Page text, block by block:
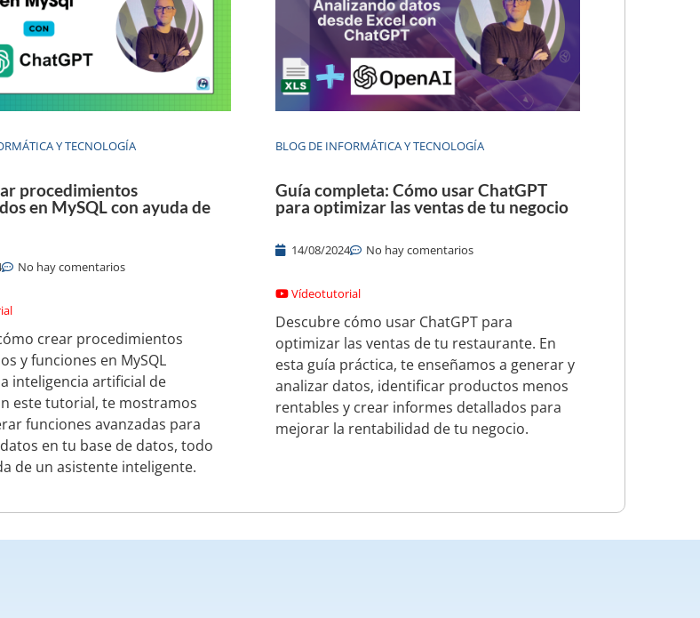
Y TECNOLOGÍA
procedimientos
en MySQL con ayuda de
No hay comentarios
crear procedimientos
y funciones en MySQL
inteligencia artificial de
este tutorial, te mostramos
funciones avanzadas para
en tu base de datos, todo
de un asistente inteligente.
BLOG DE INFORMÁTICA Y TECNOLOGÍA
Guía completa: Cómo usar ChatGPT
para optimizar las ventas de tu negocio
14/08/2024 No hay comentarios
Vídeotutorial
Descubre cómo usar ChatGPT para
optimizar las ventas de tu restaurante. En
esta guía práctica, te enseñamos a generar y
analizar datos, identificar productos menos
rentables y crear informes detallados para
mejorar la rentabilidad de tu negocio.